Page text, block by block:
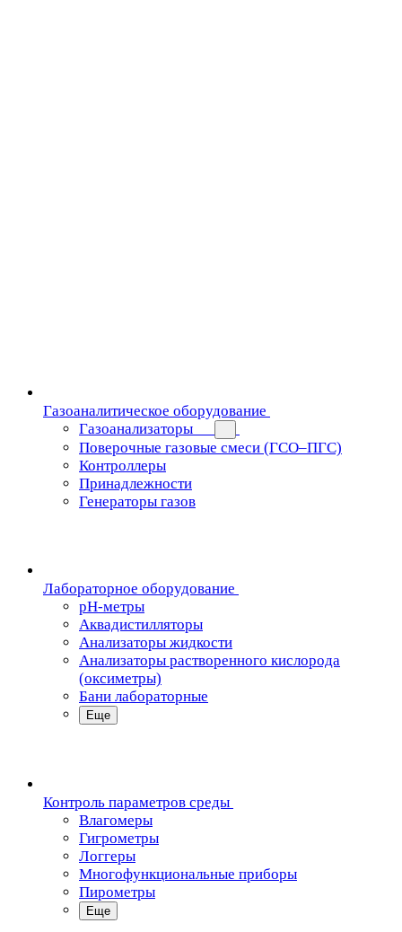
Газоаналитическое оборудование
Газоанализаторы
Поверочные газовые смеси (ГСО–ПГС)
Контроллеры
Принадлежности
Генераторы газов
Лабораторное оборудование
pH-метры
Аквадистилляторы
Анализаторы жидкости
Анализаторы растворенного кислорода
(оксиметры)
Бани лабораторные
Еще
Контроль параметров среды
Влагомеры
Гигрометры
Логгеры
Многофункциональные приборы
Пирометры
Еще